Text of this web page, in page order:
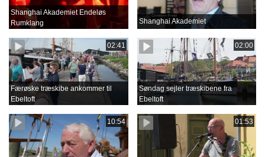
Shanghai Akademiet Endeløs
Rumklang
Shanghai Akademiet
02:41
Færøske træskibe ankommer til
Ebeltoft
02:00
Søndag sejler træskibene fra
Ebeltoft
10:54 01:53